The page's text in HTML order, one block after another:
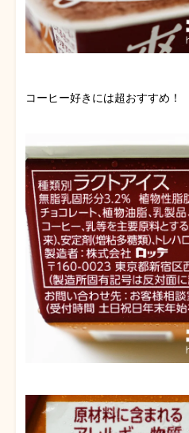
コーヒー好きには超おすすめ！